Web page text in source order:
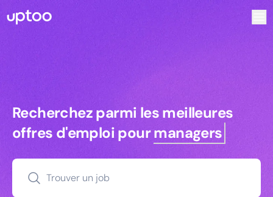
Recherchez parmi les meilleures
Recherchez parmi les meilleures
offres d'emploi pourmanagers
Trouver un job